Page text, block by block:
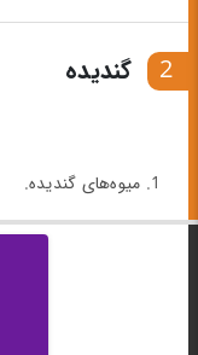
2 گندیده
1. میوه‌های گندیده.